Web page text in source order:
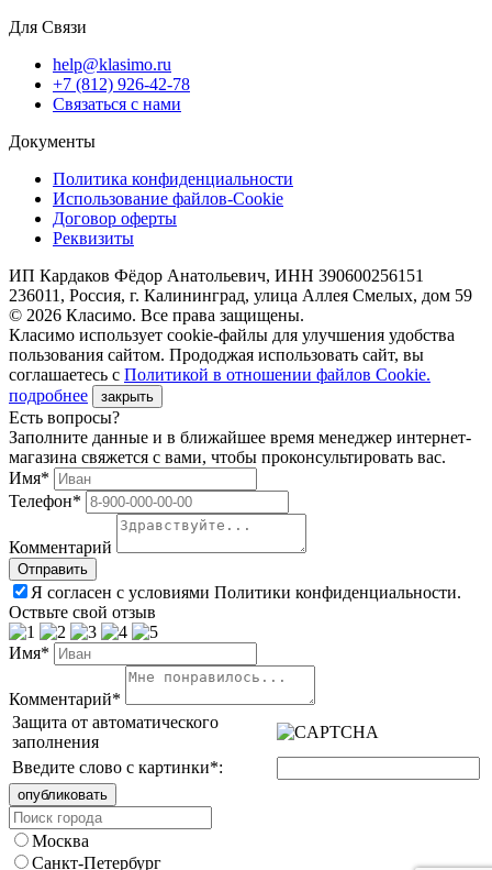
Для Связи
help@klasimo.ru
+7 (812) 926-42-78
Связаться с нами
Документы
Политика конфиденциальности
Использование файлов-Cookie
Договор оферты
Реквизиты
ИП Кардаков Фёдор Анатольевич, ИНН 390600256151
236011, Россия, г. Калининград, улица Аллея Смелых, дом 59
© 2026 Класимо. Все права защищены.
Класимо использует cookie-файлы для улучшения удобства
пользования сайтом. Прододжая использовать сайт, вы
соглашаетесь с Политикой в отношении файлов Сookie.
подробнее
закрыть
Есть вопросы?
Заполните данные и в ближайшее время менеджер интернет-
магазина свяжется с вами, чтобы проконсультировать вас.
Имя*
Телефон*
Комментарий
Я согласен с условиями Политики конфиденциальности.
Оствьте свой отзыв
Имя*
Комментарий*
Защита от автоматического
заполнения
Введите слово с картинки*:
Москва
Санкт-Петербург